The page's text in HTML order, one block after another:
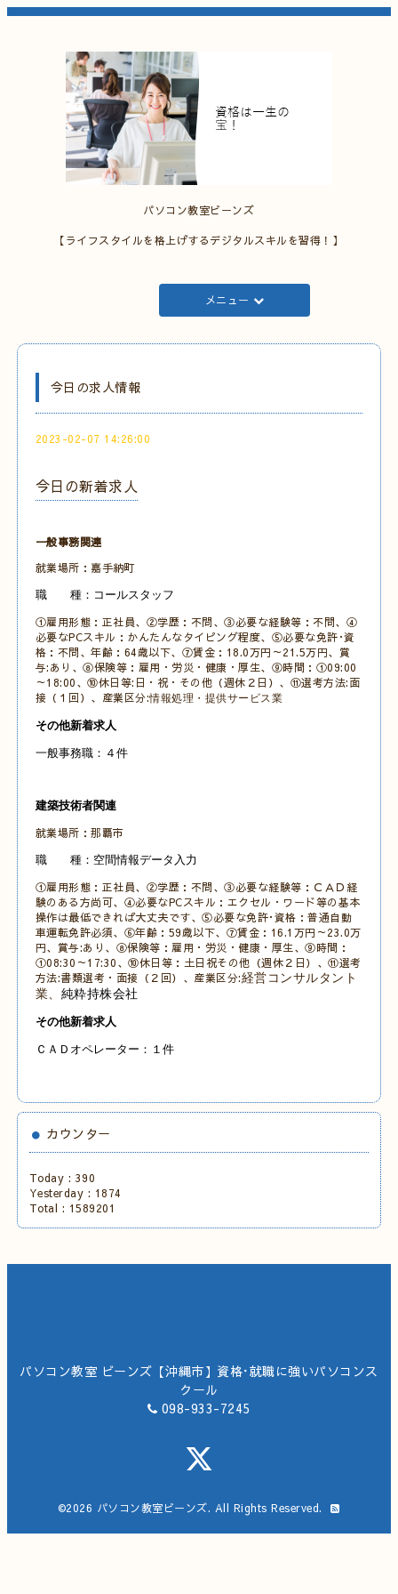
パソコン教室ビーンズ
【ライフスタイルを格上げするデジタルスキルを習得！】
メニュー
今日の求人情報
2023-02-07 14:26:00
今日の新着求人
一般事務関連
就業場所：嘉手納町
職 種：コールスタッフ
①雇用形態：正社員、②学歴：不問、③必要な経験等：不問、④
必要なPCスキル：かんたんなタイピング程度、⑤必要な免許･資
格：不問、年齢：64歳以下、⑦賃金：18.0万円～21.5万円、賞
与:あり、⑧保険等：雇用・労災・健康・厚生、⑨時間：①09:00
～18:00、⑩休日等:日・祝・その他（週休２日）、⑪選考方法:面
接（１回）、産業区分:情報処理・提供サービス業
その他新着求人
一般事務職：４件
建築技術者関連
就業場所：那覇市
職 種：空間情報データ入力
①雇用形態：正社員、②学歴：不問、③必要な経験等：ＣＡＤ経
験のある方尚可、④必要なPCスキル：エクセル・ワード等の基本
操作は最低できれば大丈夫です、⑤必要な免許･資格：普通自動
車運転免許必須、 ⑥年齢：59歳以下、⑦賃金：16.1万円～23.0万
円、賞与:あり、⑧保険等：雇用・労災・健康・厚生、⑨時間：
①08:30～17:30、⑩休日等：土日祝その他 （週休２日）、⑪選考
方法:書類選考・面接（２回）、産業区分:経営コンサルタント
業、 純粋持株会社
その他新着求人
ＣＡＤオペレーター：１件
カウンター
Today : 390
Yesterday : 1874
Total : 1589201
パソコン教室 ビーンズ【沖縄市】資格･就職に強いパソコンス
クール
098-933-7245
©2026 パソコン教室ビーンズ. All Rights Reserved.